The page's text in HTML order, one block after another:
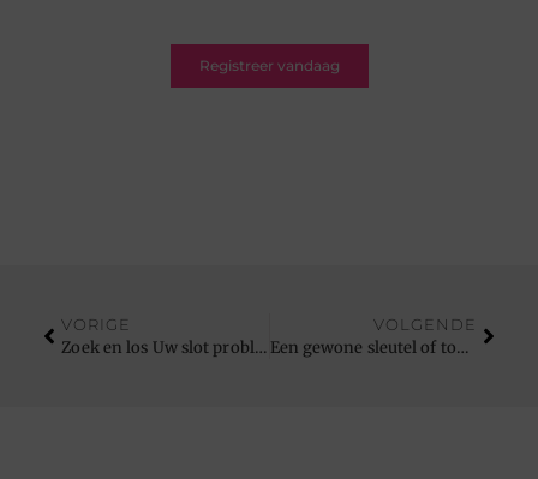
Registreer vandaag
VORIGE
Zoek en los Uw slot problemen op , hoe doet U dat
VOLGENDE
Een gewone sleutel of toch een beveiligingssysteem?